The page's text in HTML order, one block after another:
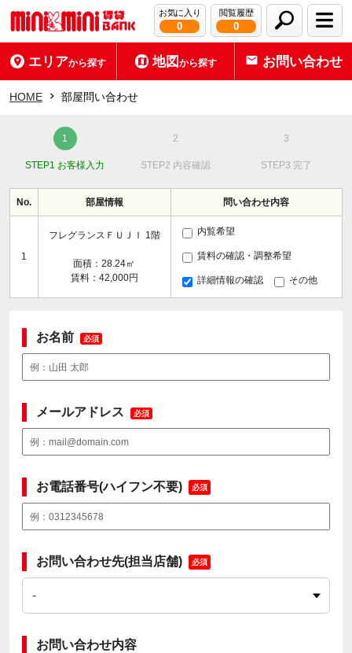
お気に入り
0
閲覧履歴
0
エリアから探す 地図から探す お問い合わせ
HOME 部屋問い合わせ
STEP1 お客様入力 STEP2 内容確認 STEP3 完了
No. 部屋情報 問い合わせ内容
1
フレグランスＦＵＪＩ 1階
面積：28.24㎡
賃料：42,000円
内覧希望
賃料の確認・調整希望
詳細情報の確認 その他
お名前 必須
メールアドレス 必須
お電話番号(ハイフン不要) 必須
お問い合わせ先(担当店舗) 必須
お問い合わせ内容